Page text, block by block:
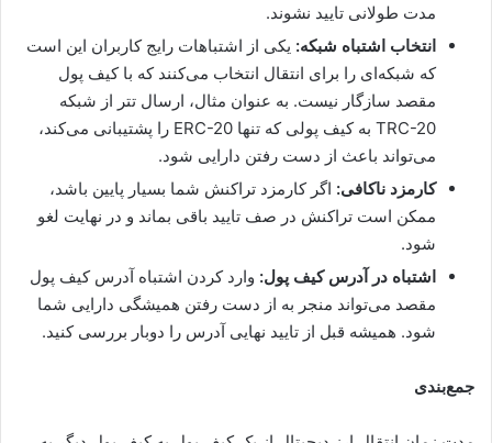
مدت طولانی تایید نشوند.
انتخاب اشتباه شبکه: یکی از اشتباهات رایج کاربران این است
که شبکه‌ای را برای انتقال انتخاب می‌کنند که با کیف پول
مقصد سازگار نیست. به عنوان مثال، ارسال تتر از شبکه
TRC-20 به کیف پولی که تنها ERC-20 را پشتیبانی می‌کند،
می‌تواند باعث از دست رفتن دارایی شود.
کارمزد ناکافی: اگر کارمزد تراکنش شما بسیار پایین باشد،
ممکن است تراکنش در صف تایید باقی بماند و در نهایت لغو
شود.
اشتباه در آدرس کیف پول: وارد کردن اشتباه آدرس کیف پول
مقصد می‌تواند منجر به از دست رفتن همیشگی دارایی شما
شود. همیشه قبل از تایید نهایی آدرس را دوبار بررسی کنید.
جمع‌بندی